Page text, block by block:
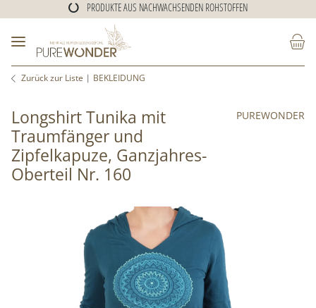
PRODUKTE AUS NACHWACHSENDEN ROHSTOFFEN
PRODUKTE AUS NACHWACHSENDEN ROHSTOFFEN
Zurück zur Liste BEKLEIDUNG
Longshirt Tunika mit
Traumfänger und
Zipfelkapuze, Ganzjahres-
Oberteil Nr. 160
PUREWONDER